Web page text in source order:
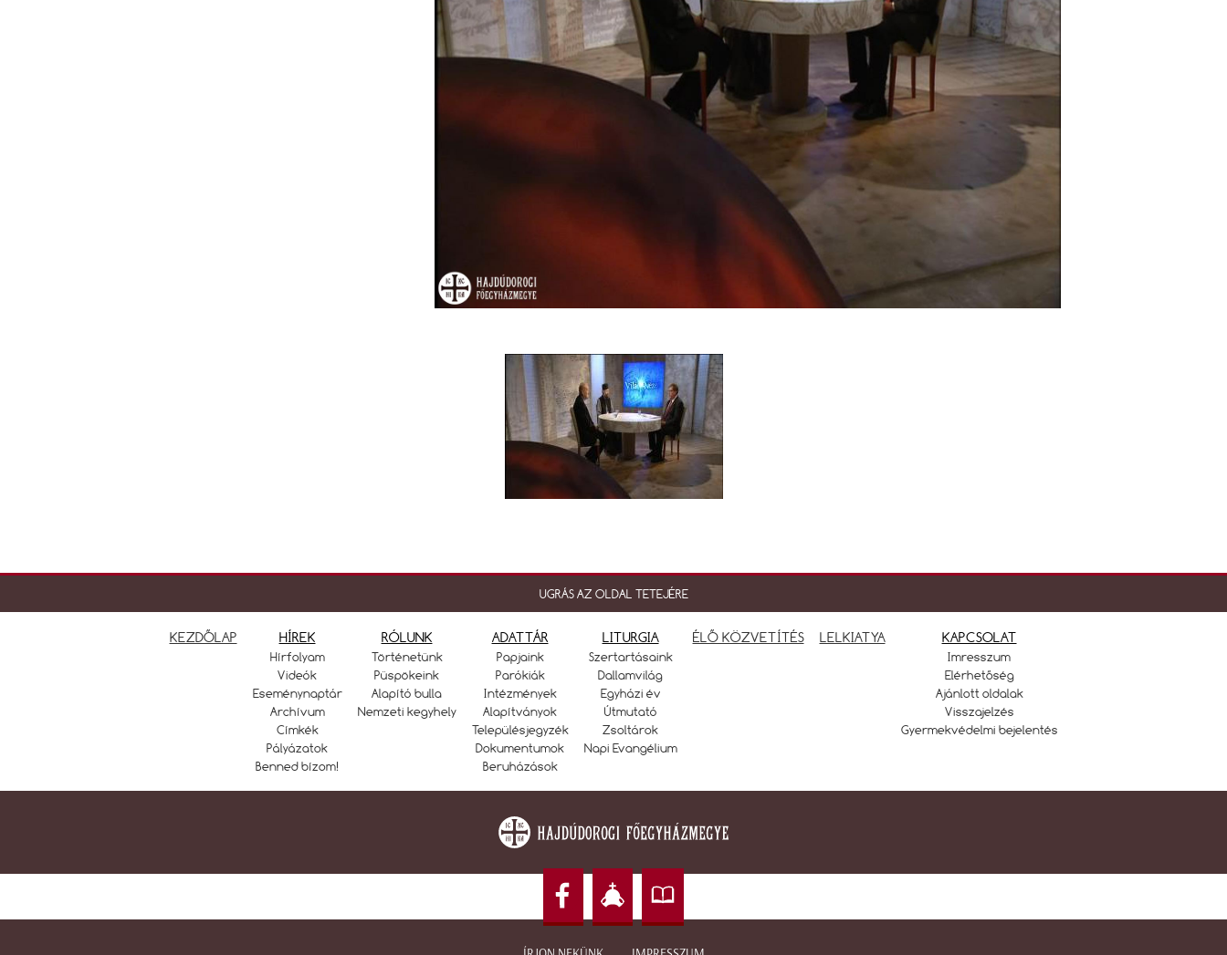
UGRÁS AZ OLDAL TETEJÉRE
KEZDŐLAP HÍREK
Hírfolyam
Videók
Eseménynaptár
Archívum
Címkék
Pályázatok
Benned bízom!
RÓLUNK
Történetünk
Püspökeink
Alapító bulla
Nemzeti kegyhely
ADATTÁR
Papjaink
Parókiák
Intézmények
Alapítványok
Településjegyzék
Dokumentumok
Beruházások
LITURGIA
Szertartásaink
Dallamvilág
Egyházi év
Útmutató
Zsoltárok
Napi Evangélium
ÉLŐ KÖZVETÍTÉS LELKIATYA KAPCSOLAT
Imresszum
Elérhetőség
Ajánlott oldalak
Visszajelzés
Gyermekvédelmi bejelentés